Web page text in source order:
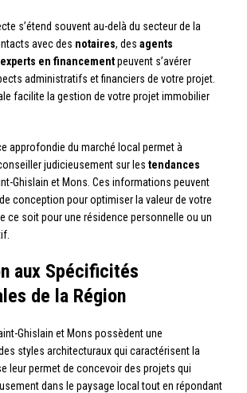
s’étend souvent au-delà du secteur de la
avec des notaires, des agents
experts en financementpeuvent s’avérer
administratifs et financiers de votre projet.
facilite la gestion de votre projet immobilier
approfondie du marché local permet à
judicieusement sur les tendances
Ghislain et Mons. Ces informations peuvent
conception pour optimiser la valeur de votre
ce soit pour une résidence personnelle ou un
aux Spécificités
de la Région
Ghislain et Mons possèdent une
styles architecturaux qui caractérisent la
leur permet de concevoir des projets qui
dans le paysage local tout en répondant